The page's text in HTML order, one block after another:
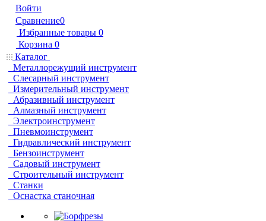
Войти
Сравнение0
Избранные товары 0
Корзина 0
Каталог
Металлорежущий инструмент
Слесарный инструмент
Измерительный инструмент
Абразивный инструмент
Алмазный инструмент
Электроинструмент
Пневмоинструмент
Гидравлический инструмент
Бензоинструмент
Садовый инструмент
Строительный инструмент
Станки
Оснастка станочная